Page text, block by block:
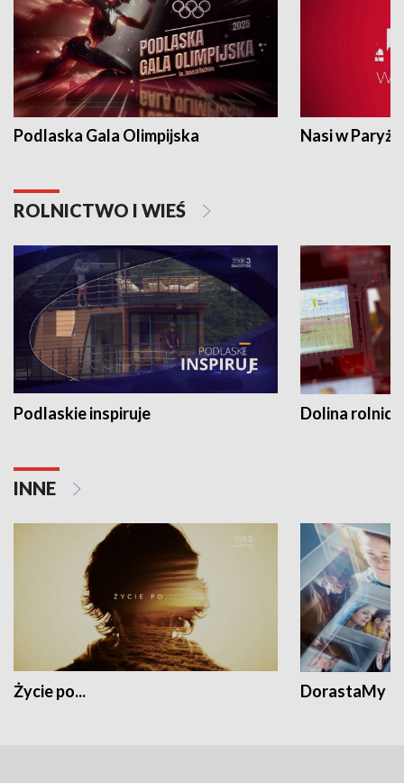
Podlaska Gala Olimpijska Nasi w Paryżu
ROLNICTWO I WIEŚ
Podlaskie inspiruje Dolina
INNE
Życie po... DorastaMy